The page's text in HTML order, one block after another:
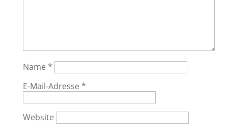
Name *
E-Mail-Adresse *
Website